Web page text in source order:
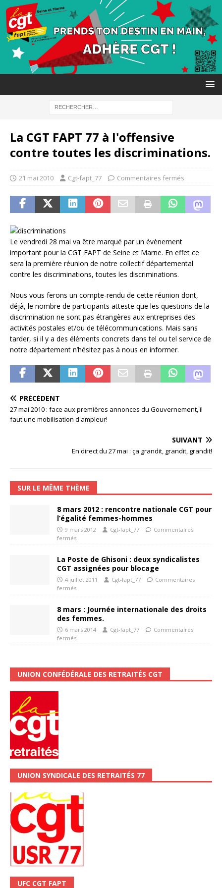
La CGT FAPT 77 à l'offensive
contre toutes les discriminations.
21 mai 2010 Cgt-fapt_77 Commentaires fermés
Le vendredi 28 mai va être marqué par un évènement
important pour la CGT FAPT de Seine et Marne. En effet ce
sera la première réunion de notre collectif départemental
contre les discriminations, toutes les discriminations.
Nous vous ferons un compte-rendu de cette réunion dont,
déjà, le nombre de participants atteste que les questions de la
discrimination ne sont pas étrangères aux entreprises des
activités postales et/ou de télécommunications. Mais sans
tarder, si il y a des éléments concrets dans tel ou tel service de
notre département n’hésitez pas à nous en informer.
PRÉCÉDENT
27 mai 2010 : face aux premières annonces du Gouvernement, il
faut une mobilisation d'ampleur!
SUIVANT
En direct du 27 mai : ça grandit, grandit, grandit!
SUR LE MÊME THÈME
8 mars 2012 : rencontre nationale CGT pour
l’égalité femmes-hommes
9 mars 2012 Cgt-fapt_77
Commentaires
fermés
La Poste de Ghisoni : deux syndicalistes
CGT assignées pour blocage
4 juillet 2011 Cgt-fapt_77
Commentaires
fermés
8 mars : Journée internationale des droits
des femmes.
6 mars 2014 Cgt-fapt_77
Commentaires
fermés
UNION CONFÉDÉRALE DES RETRAITÉS CGT
UNION SYNDICALE DES RETRAITÉS 77
UFC CGT FAPT